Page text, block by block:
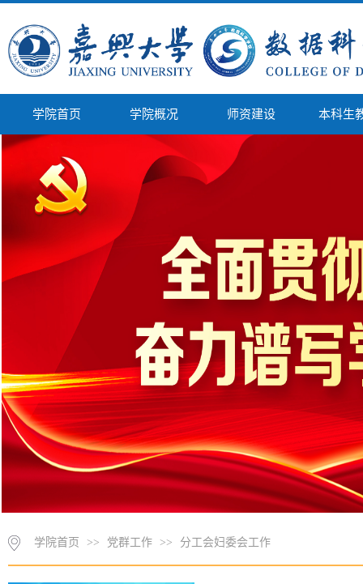
学院首页 学院概况 师资建设 本科生
学院首页 >> 党群工作 >> 分工会妇委会工作